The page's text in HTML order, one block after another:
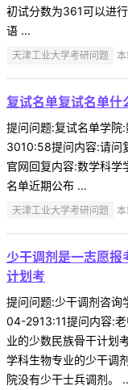
初试分数为361可以进
语 ...
天津工业大学考研问题
复试名单复试名单什
提问问题:复试名单学
3010:58提问内容:请问
官网回复内容:数学科
名单近期公布 ...
天津工业大学考研问题
少干调剂是一志愿
计划考
提问问题:少干调剂咨
04-2913:11提问内容:
业的少数民族骨干计划
学科生物专业的少干调
院没有少干士兵调剂。